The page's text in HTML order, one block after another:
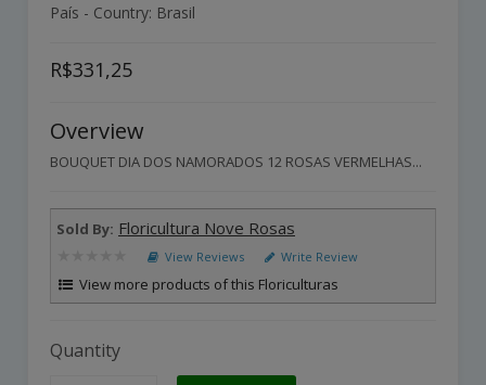
País - Country: Brasil
R$331,25
Overview
BOUQUET DIA DOS NAMORADOS 12 ROSAS VERMELHAS...
Sold By: Floricultura Nove Rosas
View Reviews Write Review
View more products of this Floriculturas
Quantity